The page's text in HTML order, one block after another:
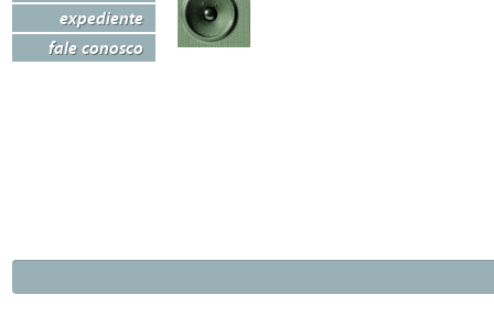
expediente
fale conosco